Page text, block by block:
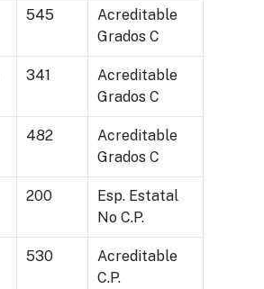
545
Acreditable
Grados C
341
Acreditable
Grados C
482
Acreditable
Grados C
200
Esp. Estatal
No C.P.
530
Acreditable
C.P.